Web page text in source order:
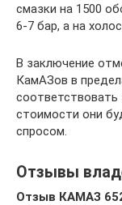
смазки на 1500
6-7 бар, а на
В заключение
КамАЗов в
соответствовать
стоимости они
спросом.
Отзывы
Отзыв КАМАЗ